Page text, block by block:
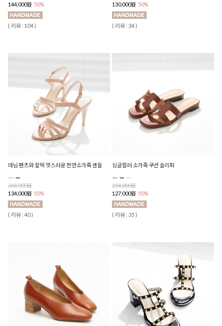
144,000원 50%
( 리뷰 : 104 )
130,000원 50%
( 리뷰 : 34 )
데님 팬츠와 찰떡 멋스러운 천연소가죽 샌들
268,000원
134,000원 50%
( 리뷰 : 40 )
싱글컬러 소가죽 쿠션 슬리퍼
254,000원
127,000원 50%
( 리뷰 : 35 )